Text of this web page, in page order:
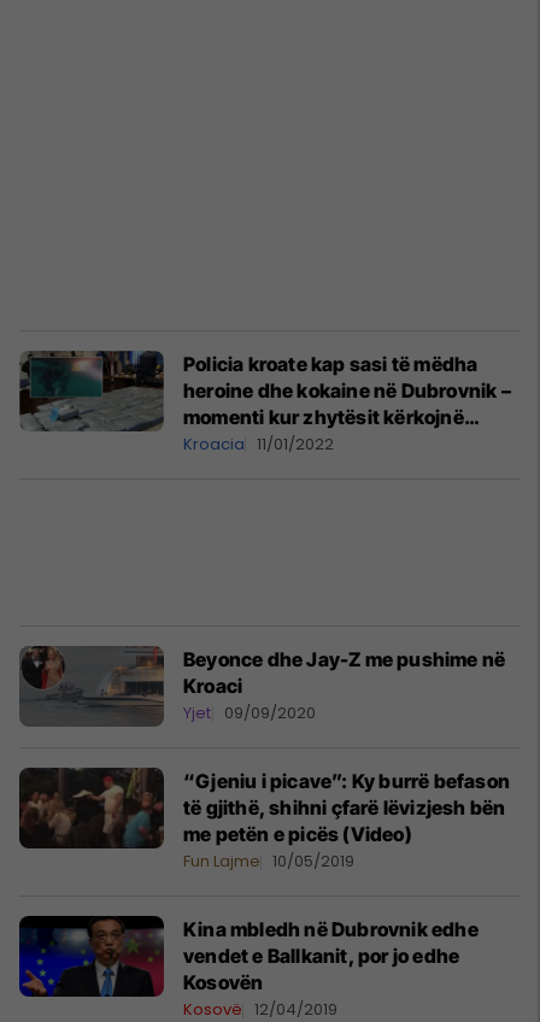
Policia kroate kap sasi të mëdha
heroine dhe kokaine në Dubrovnik –
momenti kur zhytësit kërkojnë
drogën nën varkë
Kroacia 11/01/2022
Beyonce dhe Jay-Z me pushime në
Kroaci
Yjet 09/09/2020
“Gjeniu i picave”: Ky burrë befason
të gjithë, shihni çfarë lëvizjesh bën
me petën e picës (Video)
Fun Lajme 10/05/2019
Kina mbledh në Dubrovnik edhe
vendet e Ballkanit, por jo edhe
Kosovën
Kosovë 12/04/2019